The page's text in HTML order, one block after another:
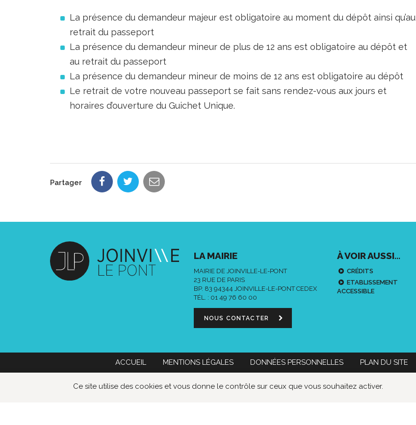
Ce site utilise des cookies et vous donne le contrôle sur ceux que vous souhaitez activer.
La présence du demandeur majeur est obligatoire au moment du dépôt ainsi qu’au
retrait du passeport
La présence du demandeur mineur de plus de 12 ans est obligatoire au dépôt et
au retrait du passeport
La présence du demandeur mineur de moins de 12 ans est obligatoire au dépôt
Le retrait de votre nouveau passeport se fait sans rendez-vous aux jours et
horaires d’ouverture du Guichet Unique.
Partager
LA MAIRIE
MAIRIE DE JOINVILLE-LE-PONT
23 RUE DE PARIS
BP. 83 94344 JOINVILLE-LE-PONT CEDEX
TÉL. : 01 49 76 60 00
NOUS CONTACTER
À VOIR AUSSI...
CRÉDITS
ETABLISSEMENT
ACCESSIBLE
ACCUEIL MENTIONS LÉGALES DONNÉES PERSONNELLES PLAN DU SITE
Mairie de Joinville-le-Pont 01 49 76 60 00 Nous contacter